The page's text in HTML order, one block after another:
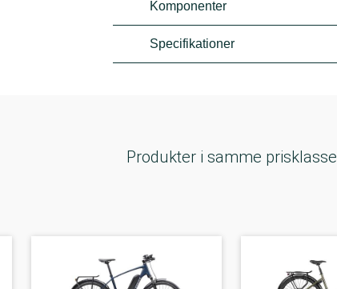
Komponenter
Specifikationer
Produkter i samme prisklasse